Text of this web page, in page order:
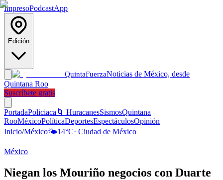
ImpresoPodcastApp
Edición
QuintaFuerzaNoticias de México, desde
Quintana Roo
Suscríbete gratis
PortadaPoliciaca 🌀 HuracanesSismosQuintana
RooMéxicoPolíticaDeportesEspectáculosOpinión
Inicio/México🌤️14°C· Ciudad de México
México
Niegan los Mouriño negocios con Duarte